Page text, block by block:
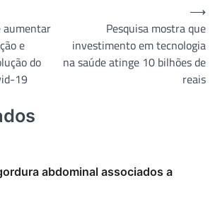
aumentar
e
do
19
Pesquisa mostra que
investimento em tecnologia
na saúde atinge 10 bilhões de
reais
⟶
abdominal associados a